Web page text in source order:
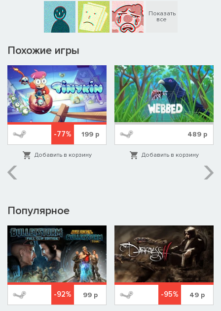
Показать
все
Похожие игры
-77% 199р
Добавить в корзину
489р
Добавить в корзину
Популярное
-92% 99р -95% 49 р